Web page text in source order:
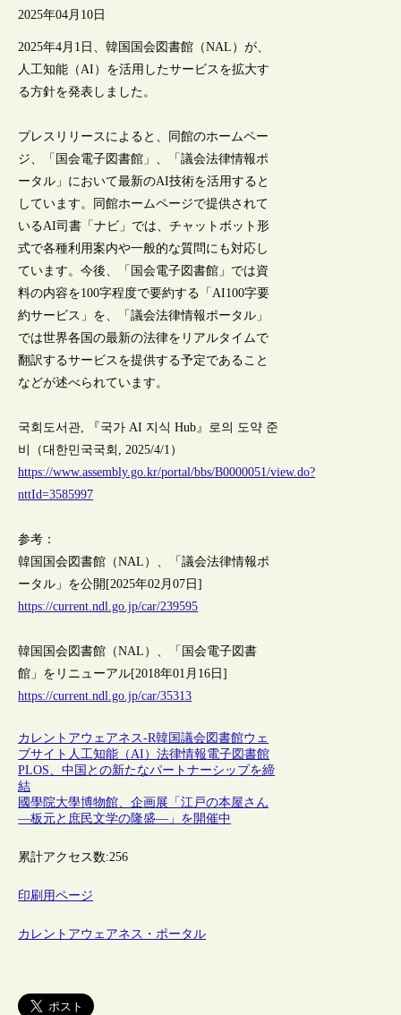
2025年04月10日
2025年4月1日、韓国国会図書館（NAL）が、
人工知能（AI）を活用したサービスを拡大す
る方針を発表しました。
プレスリリースによると、同館のホームペー
ジ、「国会電子図書館」、「議会法律情報ポ
ータル」において最新のAI技術を活用すると
しています。同館ホームページで提供されて
いるAI司書「ナビ」では、チャットボット形
式で各種利用案内や一般的な質問にも対応し
ています。今後、「国会電子図書館」では資
料の内容を100字程度で要約する「AI100字要
約サービス」を、「議会法律情報ポータル」
では世界各国の最新の法律をリアルタイムで
翻訳するサービスを提供する予定であること
などが述べられています。
국회도서관, 『국가 AI 지식 Hub』로의 도약 준
비（대한민국국회, 2025/4/1）
https://www.assembly.go.kr/portal/bbs/B0000051/view.do?
nttId=3585997
参考：
韓国国会図書館（NAL）、「議会法律情報ポ
ータル」を公開[2025年02月07日]
https://current.ndl.go.jp/car/239595
韓国国会図書館（NAL）、「国会電子図書
館」をリニューアル[2018年01月16日]
https://current.ndl.go.jp/car/35313
カレントアウェアネス-R韓国議会図書館ウェ
ブサイト 人工知能（AI）法律情報電子図書館
PLOS、中国との新たなパートナーシップを締
結
國學院大學博物館、企画展「江戸の本屋さん
―板元と庶民文学の隆盛―」を開催中
累計アクセス数:256
印刷用ページ
カレントアウェアネス・ポータル